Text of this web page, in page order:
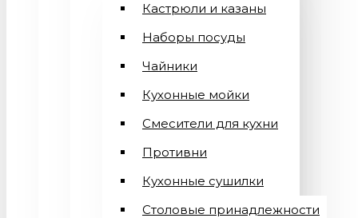
Кастрюли и казаны
Наборы посуды
Чайники
Кухонные мойки
Смесители для кухни
Противни
Кухонные сушилки
Столовые принадлежности